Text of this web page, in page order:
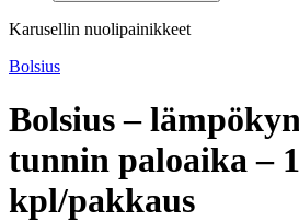
Karusellin nuolipainikkeet
Bolsius
Bolsius –
tunnin paloaika –
kpl/pakkaus